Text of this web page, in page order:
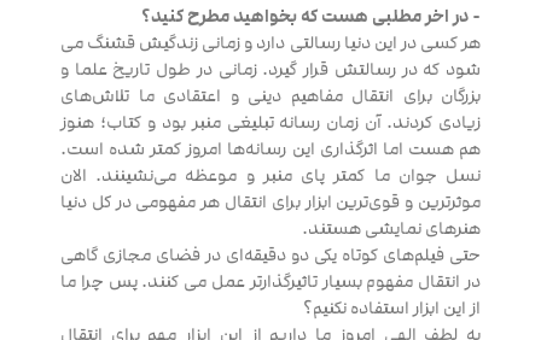
- در اخر مطلبی هست که بخواهید مطرح کنید؟
هر کسی در این دنیا رسالتی دارد و زمانی زندگیش قشنگ می
شود که در رسالتش قرار گیرد. زمانی در طول تاریخ علما و
بزرگان برای انتقال مفاهیم دینی و اعتقادی ما تلاش‌های
زیادی کردند. آن زمان رسانه تبلیغی منبر بود و کتاب؛ هنوز
هم هست اما اثرگذاری این رسانه‌ها امروز کمتر شده است.
نسل جوان ما کمتر پای منبر و موعظه می‌نشینند. الان
موثرترین و قوی‌ترین ابزار برای انتقال هر مفهومی در کل دنیا
هنرهای نمایشی هستند.
حتی فیلم‌های کوتاه یکی دو دقیقه‌ای در فضای مجازی گاهی
در انتقال مفهوم بسیار تاثیرگذارتر عمل می کنند. پس چرا ما
از این ابزار استفاده نکنیم؟
به لطف الهی امروز ما داریم از این ابزار مهم برای انتقال